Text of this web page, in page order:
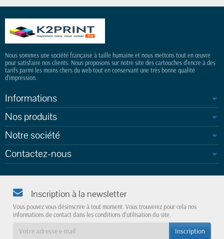
Nous sommes une société française à taille humaine et nous mettons tout en œuvre
pour satisfaire nos clients. Nous proposons sur notre site des cartouches d'encre à des
tarifs parmi les moins chers du web tout en conservant une très bonne qualité
d'impression.
Informations
Nos produits
Notre société
Contactez-nous
Inscription à la newsletter
Vous pouvez vous désinscrire à tout moment. Vous trouverez pour cela nos
informations de contact dans les conditions d'utilisation du site.